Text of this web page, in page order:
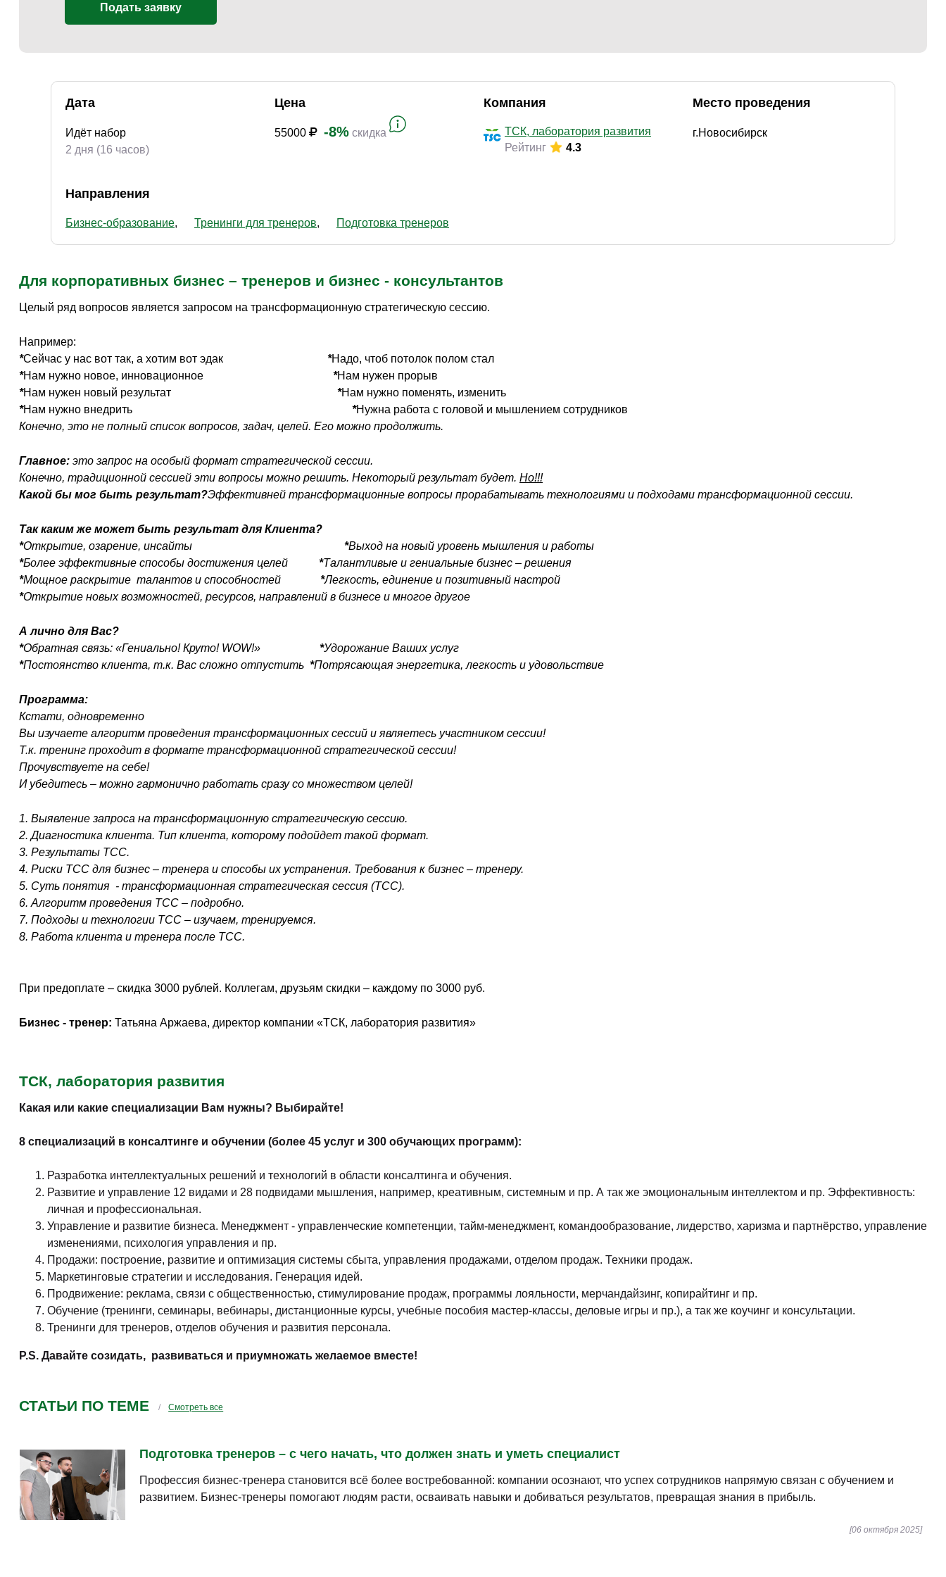
ВЭД / таможня (13)
Тренинги для тренеров
Подать заявку
Дата
Идёт набор
2 дня (16 часов)
Цена
55000 -8% скидка
Компания
ТСК, лаборатория развития
Рейтинг
4.3
Место проведения
г.Новосибирск
Направления
Бизнес-образование Тренинги для тренеров Подготовка тренеров
Для корпоративных бизнес – тренеров и бизнес - консультантов
Целый ряд вопросов является запросом на трансформационную стратегическую сессию.
Например:
*Сейчас у нас вот так, а хотим вот эдак *Надо, чтоб потолок полом стал
*Нам нужно новое, инновационное *Нам нужен прорыв
*Нам нужен новый результат *Нам нужно поменять, изменить
*Нам нужно внедрить *Нужна работа с головой и мышлением сотрудников
Конечно, это не полный список вопросов, задач, целей. Его можно продолжить.
Главное: это запрос на особый формат стратегической сессии.
Конечно, традиционной сессией эти вопросы можно решить. Некоторый результат будет. Но!!!
Какой бы мог быть результат?Эффективней трансформационные вопросы прорабатывать технологиями и подходами трансформационной сессии.
Так каким же может быть результат для Клиента?
*Открытие, озарение, инсайты *Выход на новый уровень мышления и работы
*Более эффективные способы достижения целей *Талантливые и гениальные бизнес – решения
*Мощное раскрытие талантов и способностей *Легкость, единение и позитивный настрой
*Открытие новых возможностей, ресурсов, направлений в бизнесе и многое другое
А лично для Вас?
*Обратная связь: «Гениально! Круто! WOW!» *Удорожание Ваших услуг
*Постоянство клиента, т.к. Вас сложно отпустить *Потрясающая энергетика, легкость и удовольствие
Программа:
Кстати, одновременно
Вы изучаете алгоритм проведения трансформационных сессий и являетесь участником сессии!
Т.к. тренинг проходит в формате трансформационной стратегической сессии!
Прочувствуете на себе!
И убедитесь – можно гармонично работать сразу со множеством целей!
1. Выявление запроса на трансформационную стратегическую сессию.
2. Диагностика клиента. Тип клиента, которому подойдет такой формат.
3. Результаты ТСС.
4. Риски ТСС для бизнес – тренера и способы их устранения. Требования к бизнес – тренеру.
5. Суть понятия - трансформационная стратегическая сессия (ТСС).
6. Алгоритм проведения ТСС – подробно.
7. Подходы и технологии ТСС – изучаем, тренируемся.
8. Работа клиента и тренера после ТСС.
При предоплате – скидка 3000 рублей. Коллегам, друзьям скидки – каждому по 3000 руб.
Бизнес - тренер: Татьяна Аржаева, директор компании «ТСК, лаборатория развития»
ТСК, лаборатория развития
Какая или какие специализации Вам нужны? Выбирайте!
8 специализаций в консалтинге и обучении (более 45 услуг и 300 обучающих программ):
Разработка интеллектуальных решений и технологий в области консалтинга и обучения.
Развитие и управление 12 видами и 28 подвидами мышления, например, креативным, системным и пр. А так же эмоциональным интеллектом и пр. Эффективность:
личная и профессиональная.
Управление и развитие бизнеса. Менеджмент - управленческие компетенции, тайм-менеджмент, командообразование, лидерство, харизма и партнёрство, управление
изменениями, психология управления и пр.
Продажи: построение, развитие и оптимизация системы сбыта, управления продажами, отделом продаж. Техники продаж.
Маркетинговые стратегии и исследования. Генерация идей.
Продвижение: реклама, связи с общественностью, стимулирование продаж, программы лояльности, мерчандайзинг, копирайтинг и пр.
Обучение (тренинги, семинары, вебинары, дистанционные курсы, учебные пособия мастер-классы, деловые игры и пр.), а так же коучинг и консультации.
Тренинги для тренеров, отделов обучения и развития персонала.
P.S. Давайте созидать, развиваться и приумножать желаемое вместе!
СТАТЬИ ПО ТЕМЕ Смотреть все
Подготовка тренеров – с чего начать, что должен знать и уметь специалист
Профессия бизнес-тренера становится всё более востребованной: компании осознают, что успех сотрудников напрямую связан с обучением и
развитием. Бизнес-тренеры помогают людям расти, осваивать навыки и добиваться результатов, превращая знания в прибыль.
[06 октября 2025]